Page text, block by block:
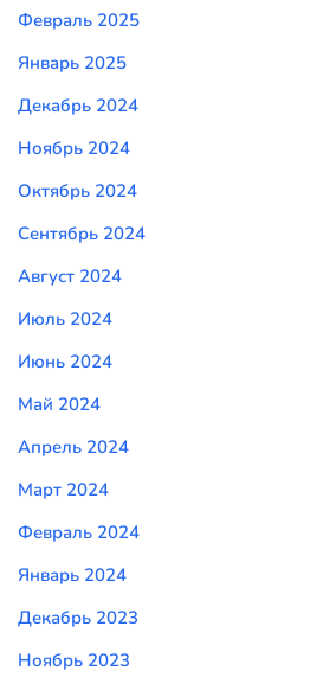
Февраль 2025
Январь 2025
Декабрь 2024
Ноябрь 2024
Октябрь 2024
Сентябрь 2024
Август 2024
Июль 2024
Июнь 2024
Май 2024
Апрель 2024
Март 2024
Февраль 2024
Январь 2024
Декабрь 2023
Ноябрь 2023